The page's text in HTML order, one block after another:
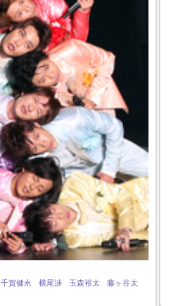
千賀健永 横尾渉 玉森裕太
藤ヶ谷太